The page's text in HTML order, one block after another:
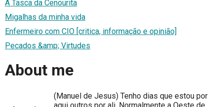
A Tasca da Cenourita
Migalhas da minha vida
Enfermeiro com CIO [critica, informação e opinião]
Pecados &amp; Virtudes
About me
(Manuel de Jesus) Tenho dias que estou por